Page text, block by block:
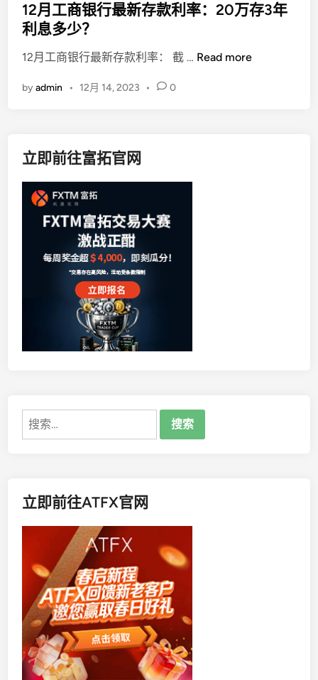
？
s
t
d
n
12月工商银行最新存款利率：20万存3年
利息多少？
12月工商银行最新存款利率： 截 … 1
息
Read more
byadmin • 12月 14, 2023 • 0
立即前往富拓官网
搜
立即前往ATFX官网